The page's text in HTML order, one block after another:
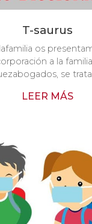
T-saurus
os
a la
se
a los más
LEER MÁS